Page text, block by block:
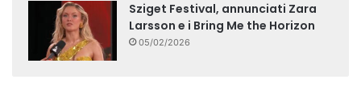
Sziget Festival, annunciati Zara
Larsson e i Bring Me the Horizon
05/02/2026